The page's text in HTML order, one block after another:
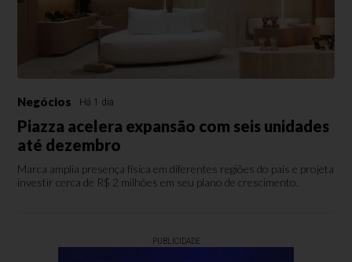
Negócios Há 1 dia
Piazza acelera expansão com seis unidades
até dezembro
Marca amplia presença física em diferentes regiões do país e projeta
investir cerca de R$ 2 milhões em seu plano de crescimento.
PUBLICIDADE